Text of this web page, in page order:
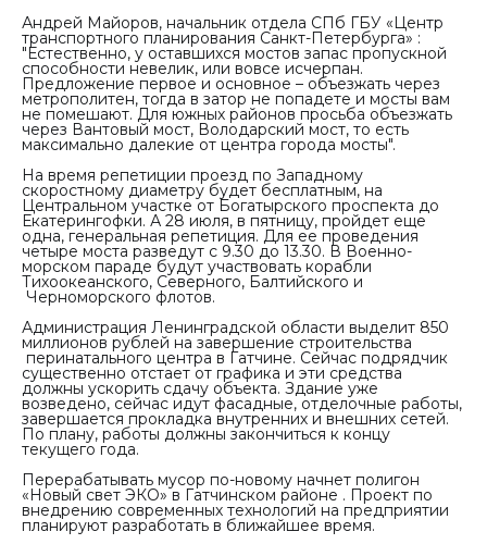
Андрей Майоров, начальник отдела СПб ГБУ «Центр
транспортного планирования Санкт-Петербурга» :
"Естественно, у оставшихся мостов запас пропускной
способности невелик, или вовсе исчерпан.
Предложение первое и основное – объезжать через
метрополитен, тогда в затор не попадете и мосты вам
не помешают. Для южных районов просьба объезжать
через Вантовый мост, Володарский мост, то есть
максимально далекие от центра города мосты".
На время репетиции проезд по Западному
скоростному диаметру будет бесплатным, на
Центральном участке от Богатырского проспекта до
Екатерингофки. А 28 июля, в пятницу, пройдет еще
одна, генеральная репетиция. Для ее проведения
четыре моста разведут с 9.30 до 13.30. В Военно-
морском параде будут участвовать корабли
Тихоокеанского, Северного, Балтийского и
Черноморского флотов.
Администрация Ленинградской области выделит 850
миллионов рублей на завершение строительства
перинатального центра в Гатчине. Сейчас подрядчик
существенно отстает от графика и эти средства
должны ускорить сдачу объекта. Здание уже
возведено, сейчас идут фасадные, отделочные работы,
завершается прокладка внутренних и внешних сетей.
По плану, работы должны закончиться к концу
текущего года.
Перерабатывать мусор по-новому начнет полигон
«Новый свет ЭКО» в Гатчинском районе . Проект по
внедрению современных технологий на предприятии
планируют разработать в ближайшее время.